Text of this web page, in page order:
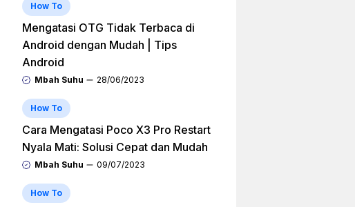
How To
Mengatasi OTG Tidak Terbaca di
Android dengan Mudah | Tips
Android
Mbah Suhu 28/06/2023
How To
Cara Mengatasi Poco X3 Pro Restart
Nyala Mati: Solusi Cepat dan Mudah
Mbah Suhu 09/07/2023
How To